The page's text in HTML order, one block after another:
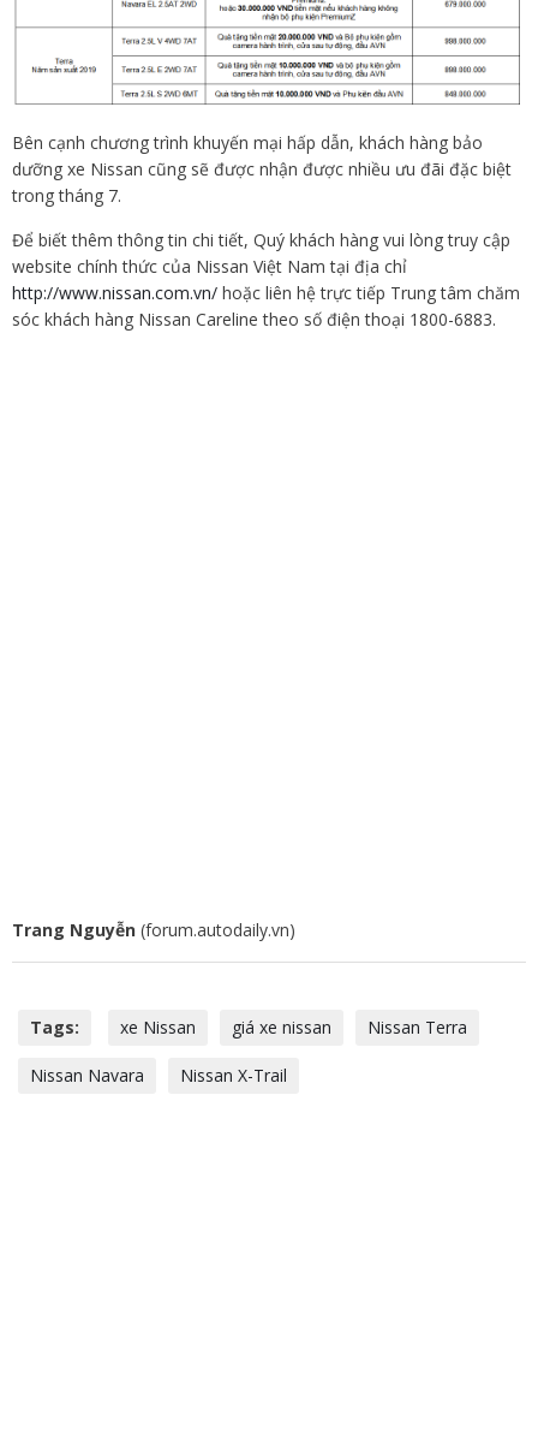
Bên cạnh chương trình khuyến mại hấp dẫn, khách hàng bảo
dưỡng xe Nissan cũng sẽ được nhận được nhiều ưu đãi đặc biệt
trong tháng 7.
Để biết thêm thông tin chi tiết, Quý khách hàng vui lòng truy cập
website chính thức của Nissan Việt Nam tại địa chỉ
http://www.nissan.com.vn/ hoặc liên hệ trực tiếp Trung tâm chăm
sóc khách hàng Nissan Careline theo số điện thoại 1800-6883.
Trang Nguyễn (forum.autodaily.vn)
Tags: xe Nissan giá xe nissan Nissan Terra
Nissan Navara Nissan X-Trail